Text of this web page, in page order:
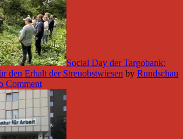
Social Day der Targobank:
den Erhalt der Streuobstwiesen by Rundschau
Comment